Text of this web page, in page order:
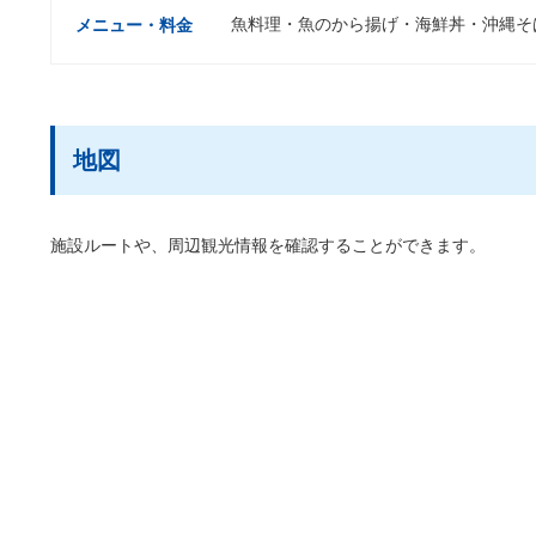
メニュー・料金 魚料理・魚のから揚げ・海鮮丼・沖縄
地図
施設ルートや、周辺観光情報を確認することができます。